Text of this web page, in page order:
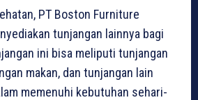
PT Boston Furniture
tunjangan lainnya bagi
ini bisa meliputi tunjangan
makan, dan tunjangan lain
memenuhi kebutuhan sehari-